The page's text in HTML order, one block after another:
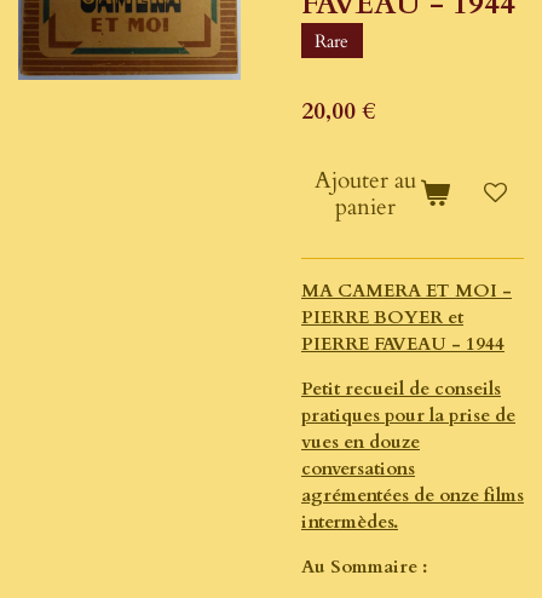
Rare
20,00 €
Ajouter au
panier
MA CAMERA ET MOI -
PIERRE BOYER et
PIERRE FAVEAU - 1944
Petit recueil de conseils
pratiques pour la prise de
vues en douze
conversations
agrémentées de onze films
intermèdes.
Au Sommaire :